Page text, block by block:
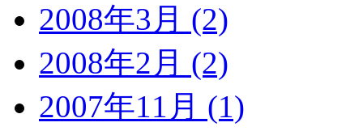
2008年3月 (2)
2008年2月 (2)
2007年11月 (1)